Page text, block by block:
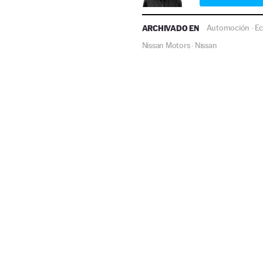
ARCHIVADO EN Automoción ·
Nissan Motors· Nissan